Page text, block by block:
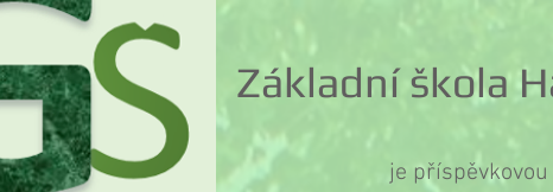
Základní škola
je